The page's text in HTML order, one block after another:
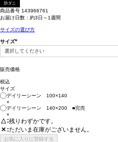
防ダニ
商品番号 143966761
お届け日数：約3日～1週間
サイズの選び方
サイズ
(必
須)
販売価格
税込
サイズ
デイリーシーン 100×140
×
デイリーシーン 140×200 ■完売
×
△ 残りわずかです。
✕ ただいま在庫がございません。
お気に入りに登録する